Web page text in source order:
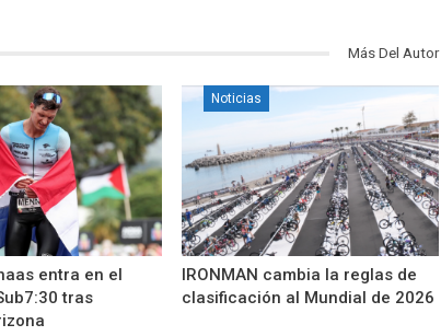
Más Del Autor
entra en el
tras
Noticias
IRONMAN cambia la reglas de
clasificación al Mundial de 2026